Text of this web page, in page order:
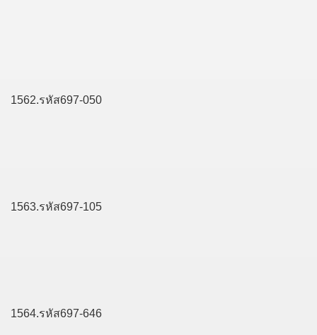
1562.รหัส697-050
1563.รหัส697-105
1564.รหัส697-646